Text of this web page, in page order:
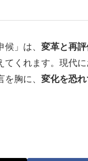
」は、 変革と再
てくれます。現代に
胸に、 変化を恐